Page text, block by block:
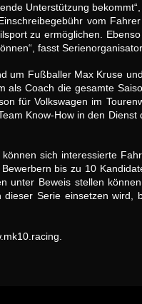
Unterstützung
vom
zu ermöglichen.
fasst
um Fußballer Max Kruse
Coach die gesamte
für Volkswagen im
Know-How in den
sich interessierte
bis zu 10
unter Beweis stellen
Serie einsetzen wird,